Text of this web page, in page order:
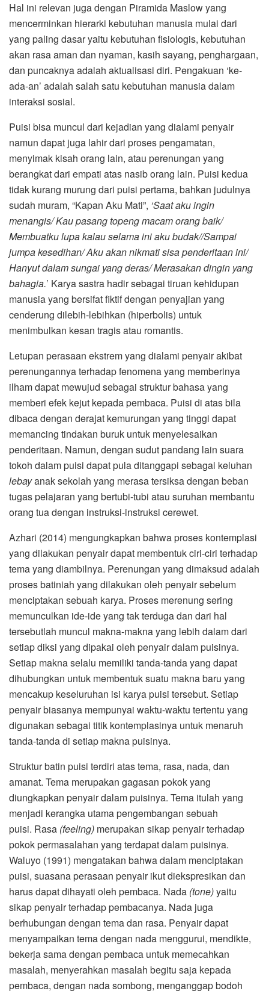
Hal ini relevan juga dengan Piramida Maslow yang
mencerminkan hierarki kebutuhan manusia mulai dari
yang paling dasar yaitu kebutuhan fisiologis, kebutuhan
akan rasa aman dan nyaman, kasih sayang, penghargaan,
dan puncaknya adalah aktualisasi diri. Pengakuan ‘ke-
ada-an’ adalah salah satu kebutuhan manusia dalam
interaksi sosial.
Puisi bisa muncul dari kejadian yang dialami penyair
namun dapat juga lahir dari proses pengamatan,
menyimak kisah orang lain, atau perenungan yang
berangkat dari empati atas nasib orang lain. Puisi kedua
tidak kurang murung dari puisi pertama, bahkan judulnya
sudah muram, “Kapan Aku Mati”, ‘Saat aku ingin
menangis/ Kau pasang topeng macam orang baik/
Membuatku lupa kalau selama ini aku budak//Sampai
jumpa kesedihan/ Aku akan nikmati sisa penderitaan ini/
Hanyut dalam sungai yang deras/ Merasakan dingin yang
bahagia.’ Karya sastra hadir sebagai tiruan kehidupan
manusia yang bersifat fiktif dengan penyajian yang
cenderung dilebih-lebihkan (hiperbolis) untuk
menimbulkan kesan tragis atau romantis.
Letupan perasaan ekstrem yang dialami penyair akibat
perenungannya terhadap fenomena yang memberinya
ilham dapat mewujud sebagai struktur bahasa yang
memberi efek kejut kepada pembaca. Puisi di atas bila
dibaca dengan derajat kemurungan yang tinggi dapat
memancing tindakan buruk untuk menyelesaikan
penderitaan. Namun, dengan sudut pandang lain suara
tokoh dalam puisi dapat pula ditanggapi sebagai keluhan
lebayanak sekolah yang merasa tersiksa dengan beban
tugas pelajaran yang bertubi-tubi atau suruhan membantu
orang tua dengan instruksi-instruksi cerewet.
Azhari (2014) mengungkapkan bahwa proses kontemplasi
yang dilakukan penyair dapat membentuk ciri-ciri terhadap
tema yang diambilnya. Perenungan yang dimaksud adalah
proses batiniah yang dilakukan oleh penyair sebelum
menciptakan sebuah karya. Proses merenung sering
memunculkan ide-ide yang tak terduga dan dari hal
tersebutlah muncul makna-makna yang lebih dalam dari
setiap diksi yang dipakai oleh penyair dalam puisinya.
Setiap makna selalu memiliki tanda-tanda yang dapat
dihubungkan untuk membentuk suatu makna baru yang
mencakup keseluruhan isi karya puisi tersebut. Setiap
penyair biasanya mempunyai waktu-waktu tertentu yang
digunakan sebagai titik kontemplasinya untuk menaruh
tanda-tanda di setiap makna puisinya.
Struktur batin puisi terdiri atas tema, rasa, nada, dan
amanat. Tema merupakan gagasan pokok yang
diungkapkan penyair dalam puisinya. Tema itulah yang
menjadi kerangka utama pengembangan sebuah
puisi. Rasa (feeling) merupakan sikap penyair terhadap
pokok permasalahan yang terdapat dalam puisinya.
Waluyo (1991) mengatakan bahwa dalam menciptakan
puisi, suasana perasaan penyair ikut diekspresikan dan
harus dapat dihayati oleh pembaca. Nada (tone)yaitu
sikap penyair terhadap pembacanya. Nada juga
berhubungan dengan tema dan rasa. Penyair dapat
menyampaikan tema dengan nada menggurui, mendikte,
bekerja sama dengan pembaca untuk memecahkan
masalah, menyerahkan masalah begitu saja kepada
pembaca, dengan nada sombong, menganggap bodoh